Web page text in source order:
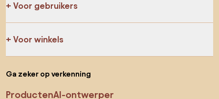
Voor gebruikers
Voor winkels
Ga zeker op verkenning
ProductenAI-ontwerper